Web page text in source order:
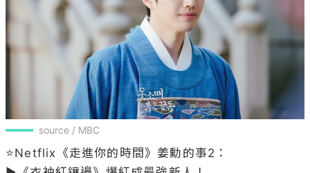
source / MBC
⭐Netflix《走進你的時間》姜勳的事2：